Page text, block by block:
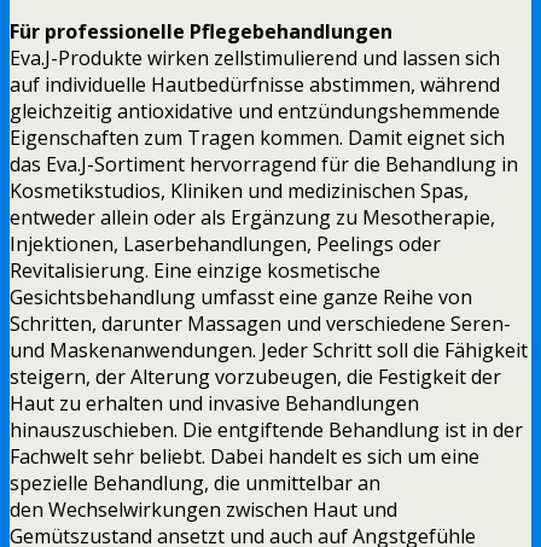
Für professionelle Pflegebehandlungen
Eva.J-Produkte wirken zellstimulierend und lassen sich
auf individuelle Hautbedürfnisse abstimmen, während
gleichzeitig antioxidative und entzündungshemmende
Eigenschaften zum Tragen kommen. Damit eignet sich
das Eva.J-Sortiment hervorragend für die Behandlung in
Kosmetikstudios, Kliniken und medizinischen Spas,
entweder allein oder als Ergänzung zu Mesotherapie,
Injektionen, Laserbehandlungen, Peelings oder
Revitalisierung. Eine einzige kosmetische
Gesichtsbehandlung umfasst eine ganze Reihe von
Schritten, darunter Massagen und verschiedene Seren-
und Maskenanwendungen. Jeder Schritt soll die Fähigkeit
steigern, der Alterung vorzubeugen, die Festigkeit der
Haut zu erhalten und invasive Behandlungen
hinauszuschieben. Die entgiftende Behandlung ist in der
Fachwelt sehr beliebt. Dabei handelt es sich um eine
spezielle Behandlung, die unmittelbar an
den Wechselwirkungen zwischen Haut und
Gemütszustand ansetzt und auch auf Angstgefühle